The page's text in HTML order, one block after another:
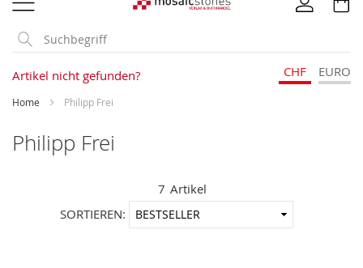
zum
Inhalt
Artikel nicht gefunden? CHF EURO
Home Philipp Frei
Philipp Frei
7 Artikel
SORTIEREN: